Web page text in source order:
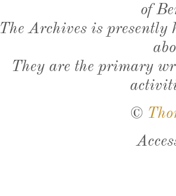
of
The Archives is presently
They are the primary
©